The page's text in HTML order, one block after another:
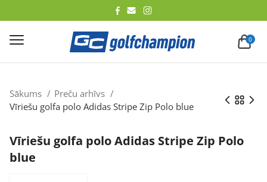
0
Sākums
Preču arhīvs
Vīriešu golfa polo Adidas Stripe Zip Polo blue
Vīriešu golfa polo Adidas Stripe Zip Polo
blue